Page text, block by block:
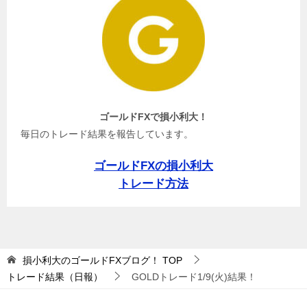
ゴールドFXで損小利大！
毎日のトレード結果を報告しています。
ゴールドFXの損小利大
トレード方法
損小利大のゴールドFXブログ！
TOP
トレード結果（日報）
GOLDトレード1/9(火)結果！